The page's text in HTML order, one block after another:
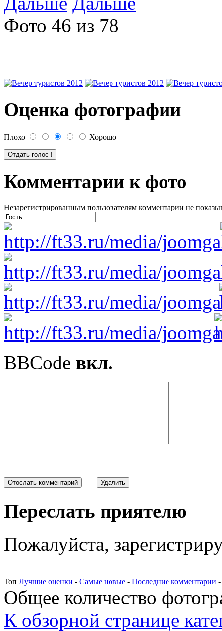
Фото 46 из 78
Оценка фотографии
Плохо Хорошо
Комментарии к фото
Незарегистрированным пользователям комментарии не
BBCode вкл.
Переслать приятелю
Пожалуйста,
Топ Лучшие оценки - Самые новые - Последние комментарии -
Общее количество
К обзорной странице